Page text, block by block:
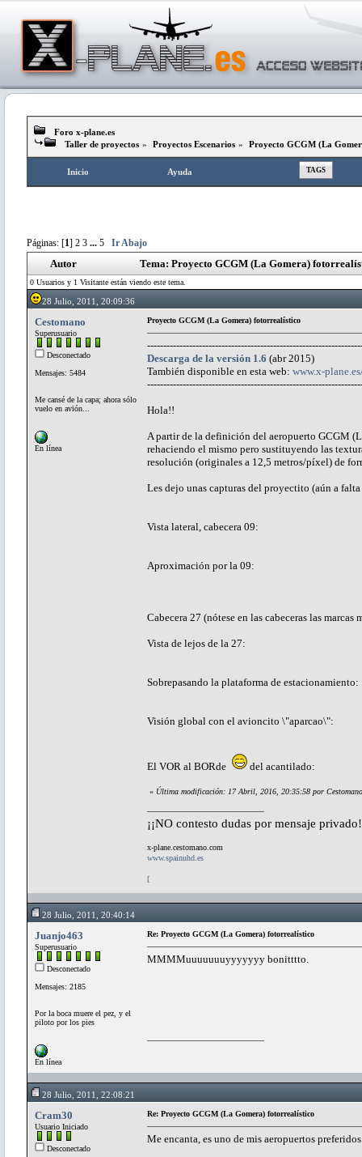
Foro x-plane.es
Taller de proyectos » Proyectos Escenarios » Proyecto GCGM (La
Inicio Ayuda TAGS
Páginas: [1] 2 3 ... 5 Ir Abajo
Autor Tema: Proyecto GCGM (La Gomera)
0 Usuarios y 1 Visitante están viendo este tema.
28 Julio, 2011, 20:09:36
Cestomano
Superusuario
Desconectado
Mensajes: 5484
Me cansé de la capa; ahora sólo
vuelo en avión...
En línea
Proyecto GCGM (La Gomera) fotorrealístico
Descarga de la versión 1.6 (abr 2015)
También disponible en esta web: www.x-
Hola!!
A partir de la definición del aeropuerto GCGM
rehaciendo el mismo pero sustituyendo las
resolución (originales a 12,5 metros/píxel) de
Les dejo unas capturas del proyectito (aún a
Vista lateral, cabecera 09:
Aproximación por la 09:
Cabecera 27 (nótese en las cabeceras las
Vista de lejos de la 27:
Sobrepasando la plataforma de estacionamiento:
Visión global con el avioncito \"aparcao\":
El VOR al BORde del acantilado:
« Última modificación: 17 Abril, 2016, 20:35:58 por Cestomano
¡¡NO contesto dudas por mensaje
x-plane.cestomano.com
www.spainuhd.es
[
28 Julio, 2011, 20:40:14
Juanjo463
Superusuario
Desconectado
Mensajes: 2185
Por la boca muere el pez, y el
piloto por los pies
En línea
Re: Proyecto GCGM (La Gomera) fotorrealístico
MMMMuuuuuuuyyyyyyy bonitttto.
28 Julio, 2011, 22:08:21
Cram30
Usuario Iniciado
Desconectado
Re: Proyecto GCGM (La Gomera) fotorrealístico
Me encanta, es uno de mis aeropuertos